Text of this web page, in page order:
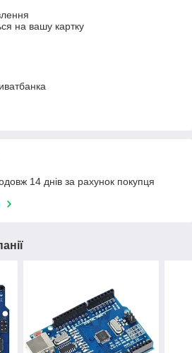
на вашу картку
14 днів за рахунок покупця